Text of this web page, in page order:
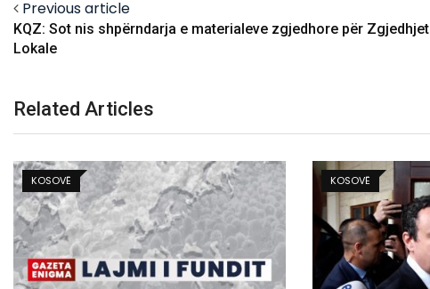
Previous article
KQZ: Sot nis shpërndarja e materialeve zgjedhore për Zgjedhjet
Lokale
Related Articles
KOSOVË